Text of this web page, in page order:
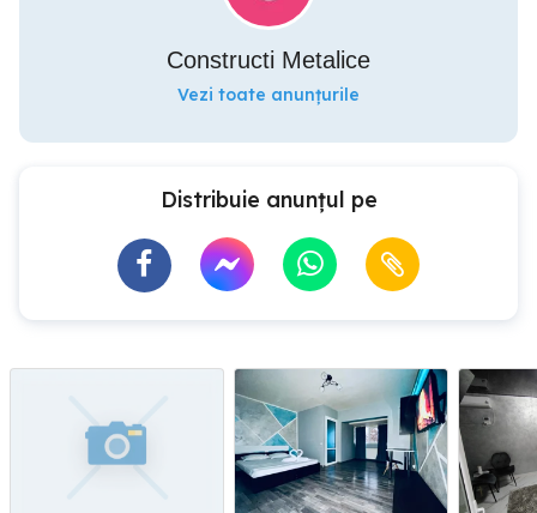
Constructi Metalice
Vezi toate anunțurile
Distribuie anunțul pe